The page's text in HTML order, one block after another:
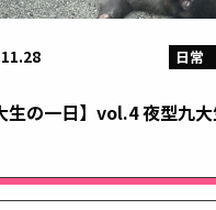
日常
生の一日】vol.4 夜型九